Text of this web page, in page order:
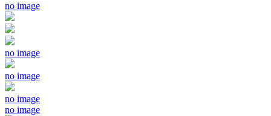
no image
no image
no image
no image
no image